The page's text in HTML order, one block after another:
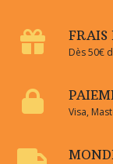
FRAIS
Dès 50€
Visa,